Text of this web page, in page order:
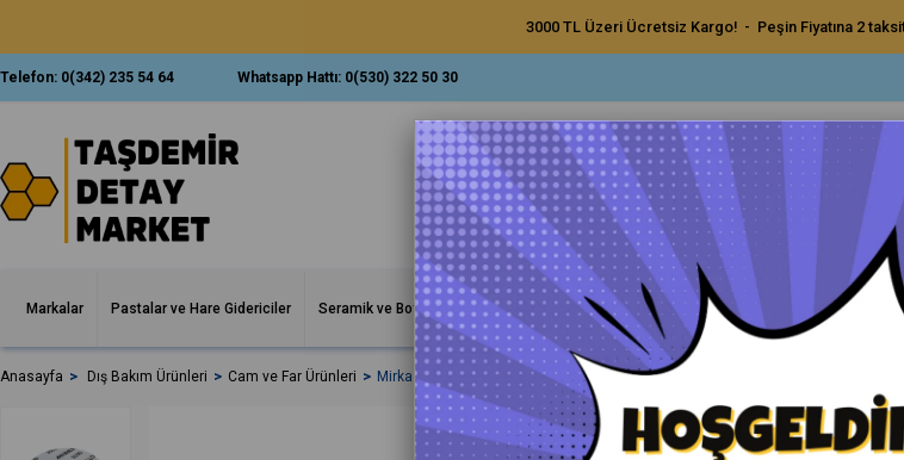
3000 TL Üzeri Ücretsiz Kargo! - Peşin Fiyatına 2
Telefon: 0(342) 235 54 64 Whatsapp Hattı: 0(530) 322 50 30
Markalar Pastalar ve Hare Gidericiler Seramik ve Boya Korumalar İç Bakım Ürünleri Dış Bakım Ürünleri Uygulama
Anasayfa Dış Bakım Ürünleri Cam ve Far Ürünleri Mirka Abralon Trizact Zımpara 3000
Mirka Abralon